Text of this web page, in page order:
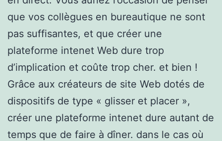
que vos collègues en bureautique ne sont
pas suffisantes, et que créer une
plateforme intenet Web dure trop
d’implication et coûte trop cher. et bien !
Grâce aux créateurs de site Web dotés de
dispositifs de type « glisser et placer »,
créer une plateforme intenet dure autant de
temps que de faire à dîner. dans le cas où